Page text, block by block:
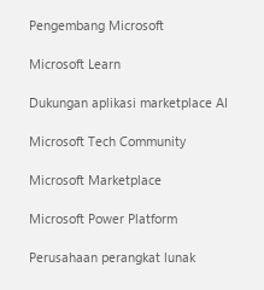
Pengembang Microsoft
Microsoft Learn
Dukungan aplikasi marketplace AI
Microsoft Tech Community
Microsoft Marketplace
Microsoft Power Platform
Perusahaan perangkat lunak